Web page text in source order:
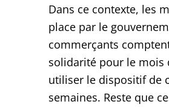
Dans ce contexte, les
place par le
commerçants
solidarité pour le mois
utiliser le dispositif de
semaines. Reste que